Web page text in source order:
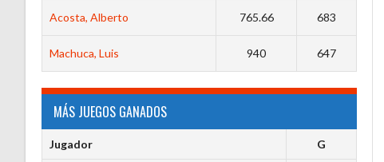
Acosta, Alberto 765.66 683
Machuca, Luis 940 647
MÁS JUEGOS GANADOS
Jugador G